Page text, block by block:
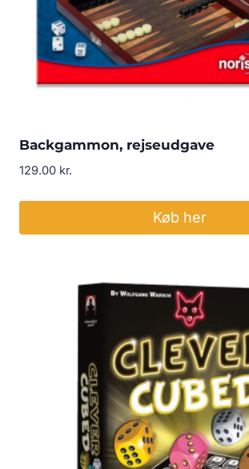
Backgammon, rejseudgave
129.00 kr.
Køb her